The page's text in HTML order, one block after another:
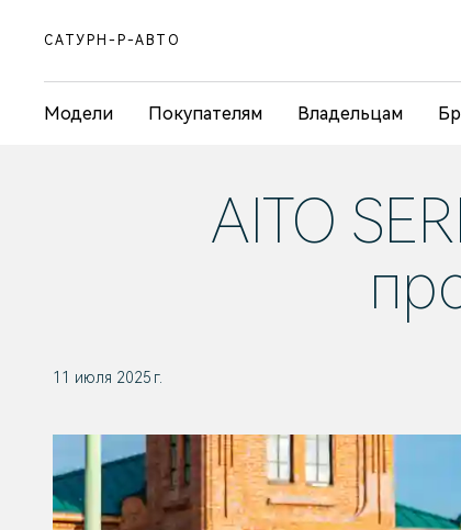
САТУРН-Р-АВТО
Модели Покупателям Владельцам
AITO
11 июля 2025 г.